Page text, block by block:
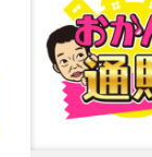
詳細はこちら